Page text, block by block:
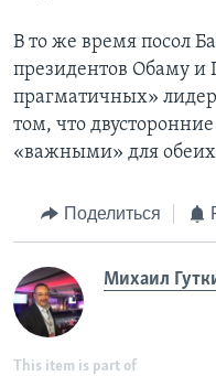
В то же время посол
президентов Обаму и
прагматичных»
том, что
«важными» для обеих
Поделиться
Михаил
This item is part of